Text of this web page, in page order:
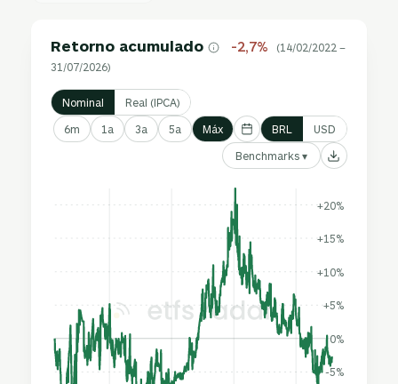
Retorno acumulado -2,7%
(14/02/2022 –
31/07/2026)
Nominal Real (IPCA)
6m 1a 3a 5a Máx BRL USD
Benchmarks ▾
-5%
0%
+5%
+10%
+15%
+20%